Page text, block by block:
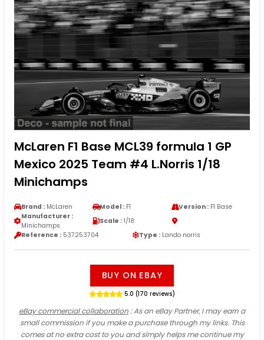
McLaren F1 Base MCL39 formula 1 GP
Mexico 2025 Team #4 L.Norris 1/18
Minichamps
Brand : McLaren Model : F1 Version :F1 Base
Manufacturer :
Minichamps
Scale : 1/18
Reference : 537253704 Type : Lando norris
BUY ON EBAY
5.0 (170 reviews)
eBay commercial collaboration: As an eBay Partner, I may earn a
small commission if you make a purchase through my links. This
comes at no extra cost to you and simply helps me continue my